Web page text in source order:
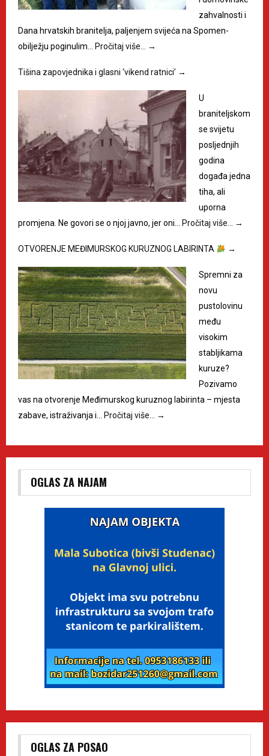
zahvalnosti i
Dana hrvatskih branitelja, paljenjem svijeća na Spomen-
obilježju poginulim… Pročitaj više… →
Tišina zapovjednika i glasni ‘vikend ratnici’ →
U
braniteljskom
se svijetu
posljednjih
godina
događa jedna
tiha, ali
uporna
promjena. Ne govori se o njoj javno, jer oni… Pročitaj više… →
OTVORENJE MEĐIMURSKOG KURUZNOG LABIRINTA →
Spremni za
novu
pustolovinu
među
visokim
stabljikama
kuruze?
Pozivamo
vas na otvorenje Međimurskog kuruznog labirinta – mjesta
zabave, istraživanja i… Pročitaj više… →
OGLAS ZA NAJAM
OGLAS ZA POSAO